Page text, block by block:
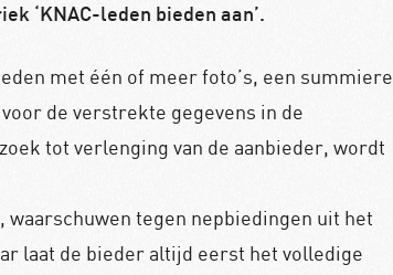
‘KNAC-leden bieden aan’.
met één of meer foto’s, een summiere
de verstrekte gegevens in de
tot verlenging van de aanbieder, wordt
tegen nepbiedingen uit het
laat de bieder altijd eerst het volledige